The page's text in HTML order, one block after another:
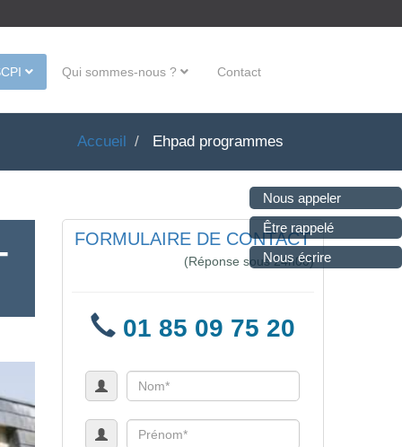
Nous appeler
Être rappelé
Nous écrire
Qui sommes-nous ? Contact
Accueil Ehpad programmes
FORMULAIRE DE CONTACT
(Réponse sous 24h00)
01 85 09 75 20